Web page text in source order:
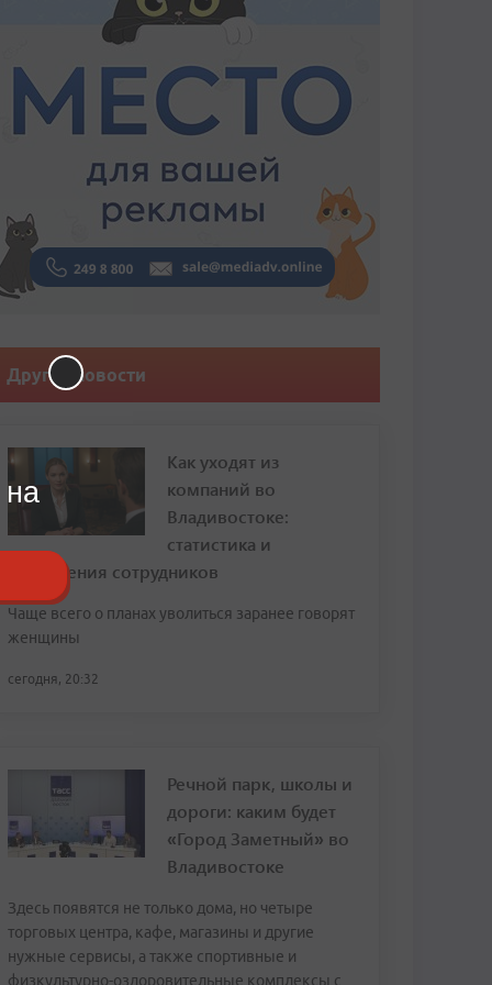
Другие новости
Как уходят из
компаний во
Владивостоке:
статистика и
откровения сотрудников
Чаще всего о планах уволиться заранее говорят
женщины
сегодня, 20:32
Речной парк, школы и
дороги: каким будет
«Город Заметный» во
Владивостоке
Здесь появятся не только дома, но четыре
торговых центра, кафе, магазины и другие
нужные сервисы, а также спортивные и
физкультурно-оздоровительные комплексы с